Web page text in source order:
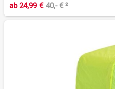
ab24,99 € 40,- €²